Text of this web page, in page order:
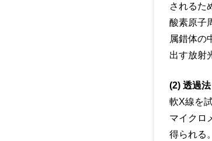
されるた
酸素原子
属錯体の
出す放射
(2) 透過法
軟X線を
マイクロ
得られる。